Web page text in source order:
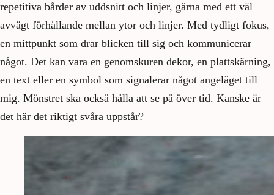
repetitiva bårder av uddsnitt och linjer, gärna med ett väl
avvägt förhållande mellan ytor och linjer. Med tydligt fokus,
en mittpunkt som drar blicken till sig och kommunicerar
något. Det kan vara en genomskuren dekor, en plattskärning,
en text eller en symbol som signalerar något angeläget till
mig. Mönstret ska också hålla att se på över tid. Kanske är
det här det riktigt svåra uppstår?